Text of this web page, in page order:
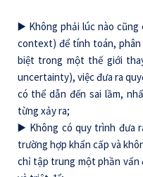
▶️ Không phải lúc nào cũng
context) để tính toán,
biệt trong một thế giới
uncertainty), việc đưa ra
có thể dẫn đến sai lầm,
từng xảy ra;
▶️ Không có quy trình đưa
trường hợp khẩn cấp và
chỉ tập trung một phần vấn